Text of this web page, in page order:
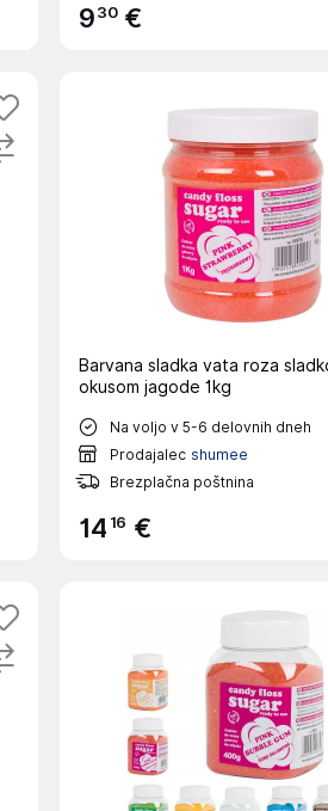
930 €
Barvana sladka vata roza
okusom jagode 1kg
Na voljo v 5-6 delovnih dneh
Prodajalec shumee
Brezplačna poštnina
14 16 €